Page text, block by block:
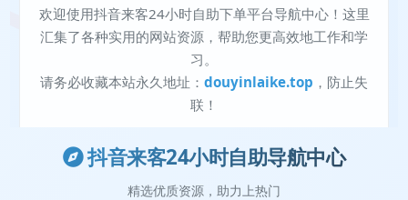
抖音来客24小时自助导航中心
精选优质资源，助力上热门